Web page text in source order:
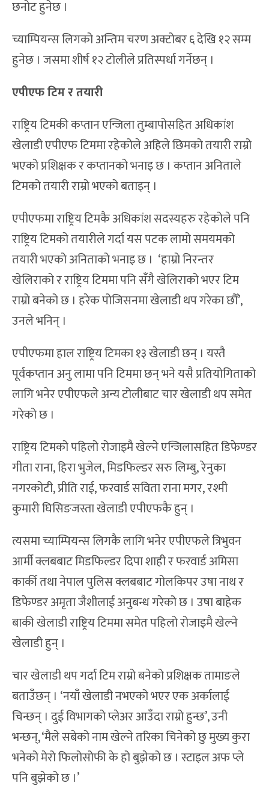
छनोट हुनेछ ।
च्याम्पियन्स लिगको अन्तिम चरण अक्टोबर ६ देखि १२ सम्म
हुनेछ । जसमा शीर्ष १२ टोलीले प्रतिस्पर्धा गर्नेछन् ।
एपीएफ टिम रतयारी
राष्ट्रिय टिमकी कप्तान एन्जिला तुम्बापोसहित अधिकांश
खेलाडी एपीएफ टिममा रहेकोले अहिले छिमको तयारी राम्रो
भएको प्रशिक्षक र कप्तानको भनाइ छ । कप्तान अनिताले
टिमको तयारी राम्रो भएको बताइन् ।
एपीएफमा राष्ट्रिय टिमकै अधिकांश सदस्यहरु रहेकोले पनि
राष्ट्रिय टिमको तयारीले गर्दा यस पटक लामो समयमको
तयारी भएको अनिताको भनाइ छ । ‘हाम्रो निरन्तर
खेलिराको र राष्ट्रिय टिममा पनि सँगै खेलिराको भएर टिम
राम्रो बनेको छ । हरेक पोजिसनमा खेलाडी थप गरेका छौँ’,
उनले भनिन् ।
एपीएफमा हाल राष्ट्रिय टिमका १३ खेलाडी छन् । यस्तै
पूर्वकप्तान अनु लामा पनि टिममा छन् भने यसै प्रतियोगिताको
लागि भनेर एपीएफले अन्य टोलीबाट चार खेलाडी थप समेत
गरेको छ ।
राष्ट्रिय टिमको पहिलो रोजाइमै खेल्ने एन्जिलासहित डिफेण्डर
गीता राना, हिरा भुजेल, मिडफिल्डर सरु लिम्बु, रेनुका
नगरकोटी, प्रीति राई, फरवार्ड सविता राना मगर, रश्मी
कुमारी घिसिङजस्ता खेलाडी एपीएफकै हुन् ।
त्यसमा च्याम्पियन्स लिगकै लागि भनेर एपीएफले त्रिभुवन
आर्मी क्लबबाट मिडफिल्डर दिपा शाही र फरवार्ड अमिसा
कार्की तथा नेपाल पुलिस क्लबबाट गोलकिपर उषा नाथ र
डिफेण्डर अमृता जैशीलाई अनुबन्ध गरेको छ । उषा बाहेक
बाकी खेलाडी राष्ट्रिय टिममा समेत पहिलो रोजाइमै खेल्ने
खेलाडी हुन् ।
चार खेलाडी थप गर्दा टिम राम्रो बनेको प्रशिक्षक तामाङले
बताउँछन् । ‘नयाँ खेलाडी नभएको भएर एक अर्कालाई
चिन्छन् । दुई विभागको प्लेअर आउँदा राम्रो हुन्छ’, उनी
भन्छन्, ‘मैले सबेको नाम खेल्ने तरिका चिनेको छु मुख्य कुरा
भनेको मेरो फिलोसोफी के हो बुझेको छ । स्टाइल अफ प्ले
पनि बुझेको छ ।’